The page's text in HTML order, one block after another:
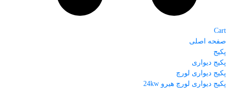
Cart
صفحه اصلی
پکیج
پکیج دیواری
پکیج دیواری لورچ
پکیج دیواری لورچ هیرو 24kw